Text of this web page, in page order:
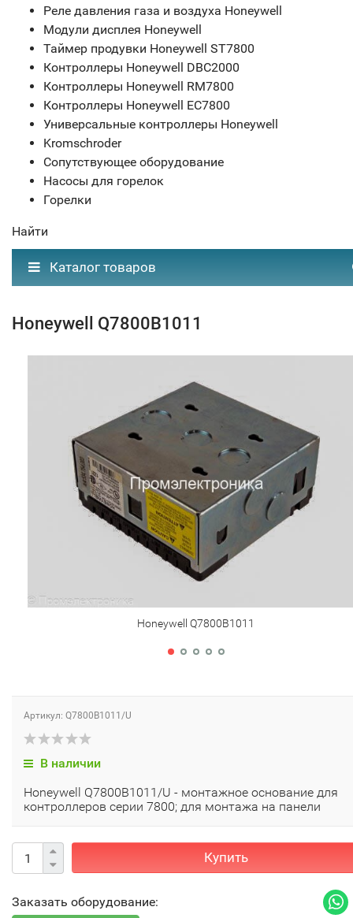
Реле давления газа и воздуха Honeywell
Модули дисплея Honeywell
Таймер продувки Honeywell ST7800
Контроллеры Honeywell DBC2000
Контроллеры Honeywell RM7800
Контроллеры Honeywell EC7800
Универсальные контроллеры Honeywell
Kromschroder
Сопутствующее оборудование
Насосы для горелок
Горелки
Найти
Каталог товаров
Honeywell Q7800B1011
Honeywell Q7800B1011
Артикул: Q7800B1011/U
В наличии
Honeywell Q7800B1011/U - монтажное основание для
контроллеров серии 7800; для монтажа на панели
Купить
Заказать оборудование: